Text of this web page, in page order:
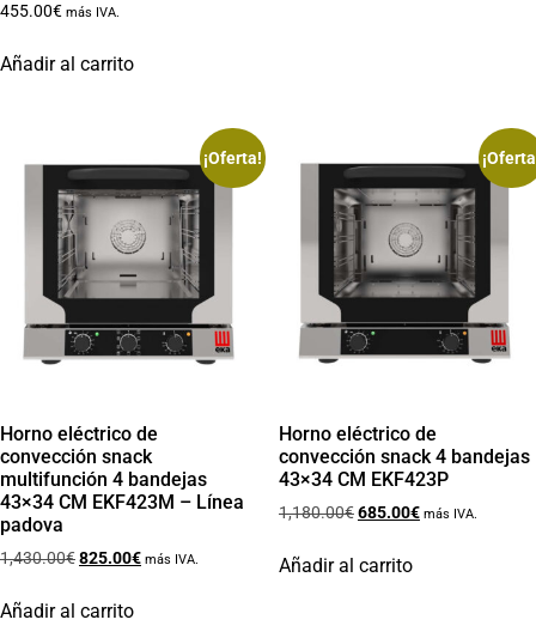
455.00€ más IVA.
Añadir al carrito
¡Oferta!
Horno eléctrico de
convección snack
multifunción 4 bandejas
43×34 CM EKF423M – Línea
padova
1,430.00€825.00€ más IVA.
Añadir al carrito
Horno eléctrico de
convección snack 4 bandejas
43×34 CM EKF423P
1,180.00€685.00€ más IVA.
Añadir al carrito